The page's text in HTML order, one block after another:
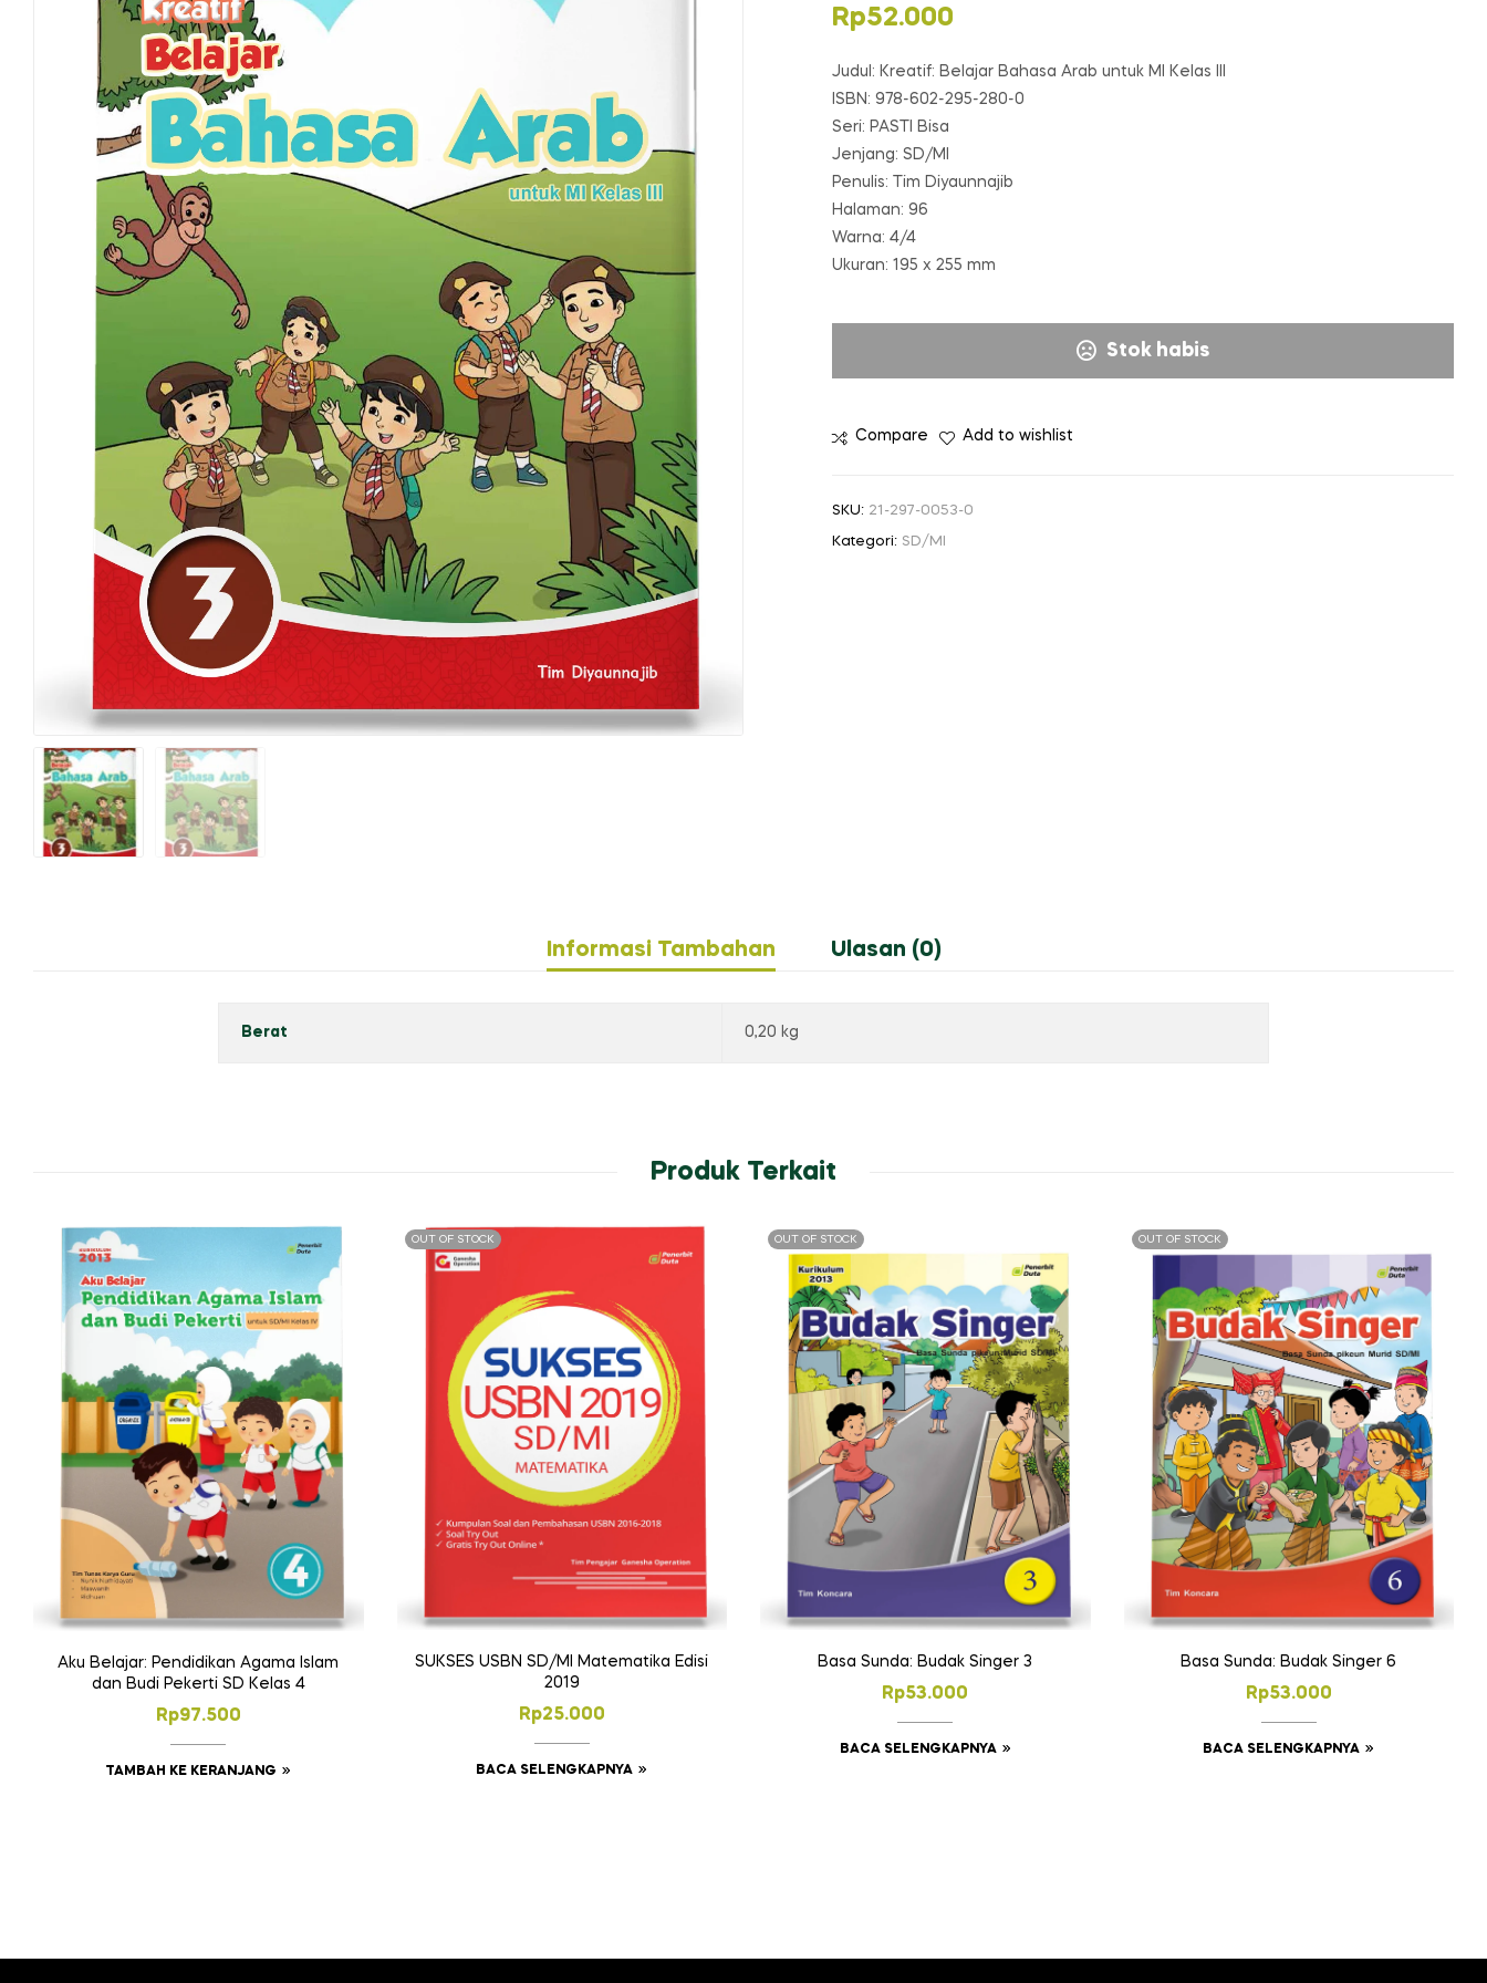
Rp52.000
Judul: Kreatif: Belajar Bahasa Arab untuk MI Kelas III
ISBN: 978-602-295-280-0
Seri: PASTI Bisa
Jenjang: SD/MI
Penulis: Tim Diyaunnajib
Halaman: 96
Warna: 4/4
Ukuran: 195 x 255 mm
Stok habis
Compare Add to wishlist
SKU: 21-297-0053-0
Kategori: SD/MI
Informasi Tambahan Ulasan (0)
Berat 0,20 kg
Produk Terkait
Aku Belajar: Pendidikan Agama Islam
dan Budi Pekerti SD Kelas 4
Rp97.500
TAMBAH KE KERANJANG
OUT OF STOCK
SUKSES USBN SD/MI Matematika Edisi
2019
Rp25.000
BACA SELENGKAPNYA
OUT OF STOCK
Basa Sunda: Budak Singer 3
Rp53.000
BACA SELENGKAPNYA
OUT OF STOCK
Basa Sunda: Budak Singer 6
Rp53.000
BACA SELENGKAPNYA